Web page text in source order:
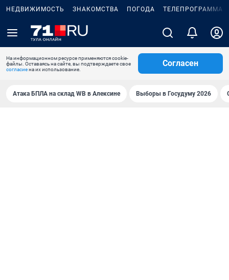
НЕДВИЖИМОСТЬ ЗНАКОМСТВА ПОГОДА ТЕЛЕПРОГРАММА
На информационном ресурсе применяются cookie-
файлы. Оставаясь на сайте, вы подтверждаете свое
согласиена их использование.
Согласен
Атака БПЛА на склад WB в Алексине Выборы в Госудуму 2026